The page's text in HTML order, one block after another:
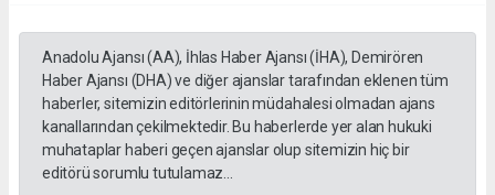
Anadolu Ajansı (AA), İhlas Haber Ajansı (İHA), Demirören
Haber Ajansı (DHA) ve diğer ajanslar tarafından eklenen tüm
haberler, sitemizin editörlerinin müdahalesi olmadan ajans
kanallarından çekilmektedir. Bu haberlerde yer alan hukuki
muhataplar haberi geçen ajanslar olup sitemizin hiç bir
editörü sorumlu tutulamaz...